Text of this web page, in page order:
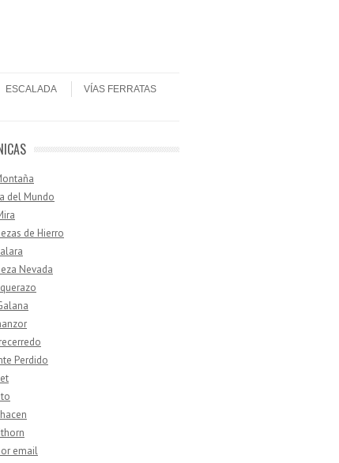
ESCALADA
VÍAS FERRATAS
del Mundo
de Hierro
Nevada
Perdido
email